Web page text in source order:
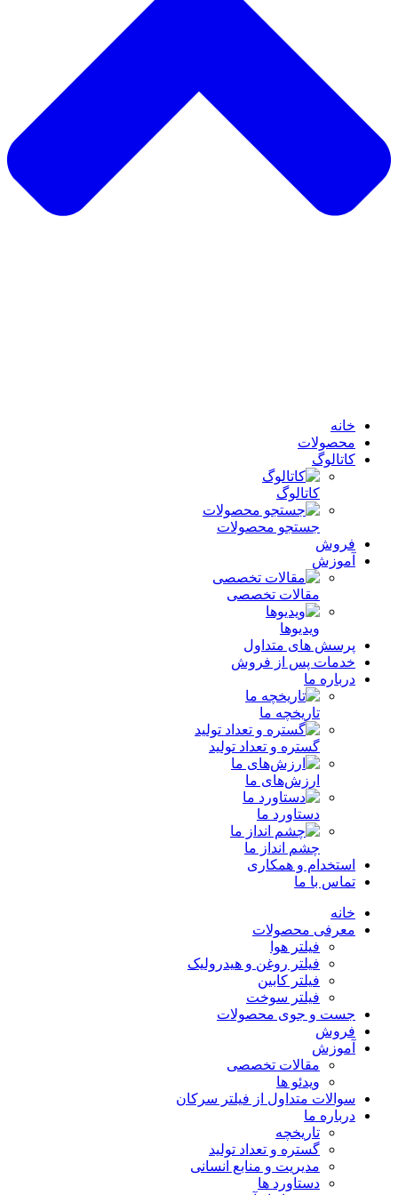
خانه
محصولات
کاتالوگ
کاتالوگ
جستجو محصولات
فروش
آموزش
مقالات تخصصی
ویدیوها
پرسش های متداول
خدمات پس از فروش
درباره ما
تاریخچه ما
گستره و تعداد تولید
ارزش‌های ما
دستاورد ما
چشم انداز ما
استخدام و همکاری
تماس با ما
خانه
معرفی محصولات
فیلتر هوا
فیلتر روغن و هیدرولیک
فیلتر کابین
فیلتر سوخت
جست و جوی محصولات
فروش
آموزش
مقالات تخصصی
ویدئو ها
سوالات متداول از فیلتر سرکان
درباره ما
تاریخچه
گستره و تعداد تولید
مدیریت و منابع انسانی
دستاورد ها